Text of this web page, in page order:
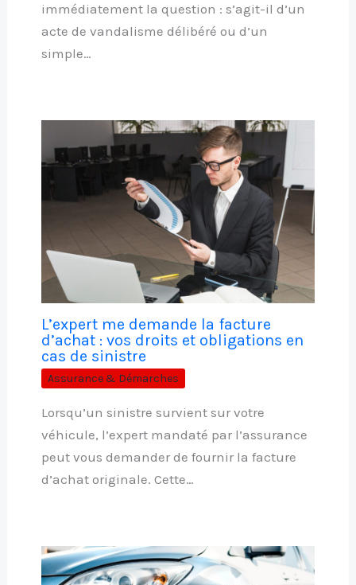
immédiatement la question : s’agit-il d’un
acte de vandalisme délibéré ou d’un
simple…
L’expert me demande la facture
d’achat : vos droits et obligations en
cas de sinistre
Assurance & Démarches
Lorsqu’un sinistre survient sur votre
véhicule, l’expert mandaté par l’assurance
peut vous demander de fournir la facture
d’achat originale. Cette…